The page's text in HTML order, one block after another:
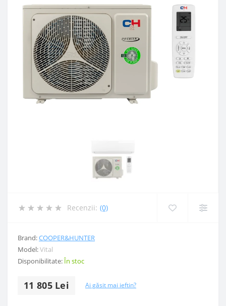
Recenzii: (0)
Brand:COOPER&HUNTER
Model:Vital
Disponibilitate:În stoc
11 805 Lei Ai găsit mai ieftin?